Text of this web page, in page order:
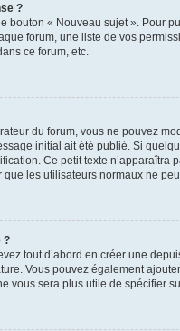
?
bouton « Nouveau sujet ». Pour
forum, une liste de vos
ce forum, etc.
du forum, vous ne pouvez
initial ait été publié. Si
Ce petit texte
les utilisateurs normaux ne
?
tout d’abord en créer une
Vous pouvez également
vous sera plus utile de spécifier